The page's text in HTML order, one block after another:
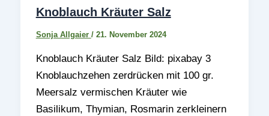
Knoblauch Kräuter Salz
Sonja Allgaier / 21. November 2024
Knoblauch Kräuter Salz Bild: pixabay 3
Knoblauchzehen zerdrücken mit 100 gr.
Meersalz vermischen Kräuter wie
Basilikum, Thymian, Rosmarin zerkleinern